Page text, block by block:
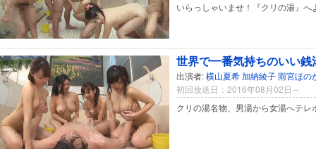
いらっしゃいませ！『クリの湯』へ
世界で一番気持ちのいい銭
出演者:横山夏希加納綾子雨宮ほの
初回放送日：2016年08月02日～
クリの湯名物、男湯から女湯へテレ